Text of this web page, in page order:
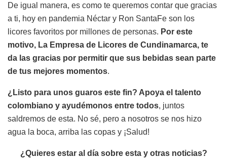
De igual manera, es como te queremos contar que gracias
a ti, hoy en pandemia Néctar y Ron SantaFe son los
licores favoritos por millones de personas. Por este
motivo, La Empresa de Licores de Cundinamarca, te
da las gracias por permitir que sus bebidas sean parte
de tus mejores momentos.
¿Listo para unos guaros este fin? Apoya el talento
colombiano y ayudémonos entre todos, juntos
saldremos de esta. No sé, pero a nosotros se nos hizo
agua la boca, arriba las copas y ¡Salud!
¿Quieres estar al día sobre esta y otras noticias?